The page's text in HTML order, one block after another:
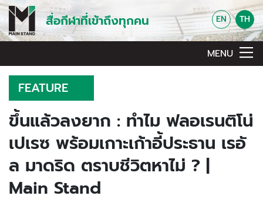
สื่อกีฬาที่เข้าถึงทุกคน EN TH
MENU
FEATURE
ขึ้นแล้วลงยาก : ทำไม ฟลอเรนติโน่
เปเรซ พร้อมเกาะเก้าอี้ประธาน เรอั
ล มาดริด ตราบชีวิตหาไม่ ? |
Main Stand